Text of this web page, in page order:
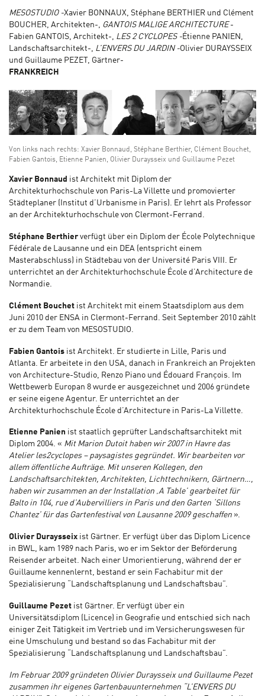
MESOSTUDIO -Xavier BONNAUX, Stéphane BERTHIER und Clément
BOUCHER, Architekten-, GANTOIS MALIGE ARCHITECTURE -
Fabien GANTOIS, Architekt-, LES 2 CYCLOPES -Étienne PANIEN,
Landschaftsarchitekt-, L’ENVERS DU JARDIN -Olivier DURAYSSEIX
und Guillaume PEZET, Gärtner-
FRANKREICH
Von links nach rechts: Xavier Bonnaud, Stéphane Berthier, Clément Bouchet,
Fabien Gantois, Etienne Panien, Olivier Duraysseix und Guillaume Pezet
Xavier Bonnaud ist Architekt mit Diplom der
Architekturhochschule von Paris-La Villette und promovierter
Städteplaner (Institut d’Urbanisme in Paris). Er lehrt als Professor
an der Architekturhochschule von Clermont-Ferrand.
Stéphane Berthierverfügt über ein Diplom der École Polytechnique
Fédérale de Lausanne und ein DEA (entspricht einem
Masterabschluss) in Städtebau von der Université Paris VIII. Er
unterrichtet an der Architekturhochschule École d’Architecture de
Normandie.
Clément Bouchet ist Architekt mit einem Staatsdiplom aus dem
Juni 2010 der ENSA in Clermont-Ferrand. Seit September 2010 zählt
er zu dem Team von MESOSTUDIO.
Fabien Gantois ist Architekt. Er studierte in Lille, Paris und
Atlanta. Er arbeitete in den USA, danach in Frankreich an Projekten
von Architecture-Studio, Renzo Piano und Édouard François. Im
Wettbewerb Europan 8 wurde er ausgezeichnet und 2006 gründete
er seine eigene Agentur. Er unterrichtet an der
Architekturhochschule École d’Architecture in Paris-La Villette.
Etienne Panien ist staatlich geprüfter Landschaftsarchitekt mit
Diplom 2004. « Mit Marion Dutoit haben wir 2007 in Havre das
Atelier les2cyclopes – paysagistes gegründet. Wir bearbeiten vor
allem öffentliche Aufträge. Mit unseren Kollegen, den
Landschaftsarchitekten, Architekten, Lichttechnikern, Gärtnern…,
haben wir zusammen an der Installation ‚A Table’ gearbeitet für
Balto in 104, rue d’Aubervilliers in Paris und den Garten ‘Sillons
Chantez’ für das Gartenfestival von Lausanne 2009 geschaffen ».
Olivier Duraysseix ist Gärtner. Er verfügt über das Diplom Licence
in BWL, kam 1989 nach Paris, wo er im Sektor der Beförderung
Reisender arbeitet. Nach einer Umorientierung, während der er
Guillaume kennenlernt, bestand er sein Fachabitur mit der
Spezialisierung “Landschaftsplanung und Landschaftsbau”.
Guillaume Pezet ist Gärtner. Er verfügt über ein
Universitätsdiplom (Licence) in Geografie und entschied sich nach
einiger Zeit Tätigkeit im Vertrieb und im Versicherungswesen für
eine Umschulung und bestand so das Fachabitur mit der
Spezialisierung “Landschaftsplanung und Landschaftsbau”.
Im Februar 2009 gründeten Olivier Duraysseix und Guillaume Pezet
zusammen ihr eigenes Gartenbauunternehmen “L’ENVERS DU